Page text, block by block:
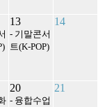
13
- 기말콘서
트(K-POP)
14
20
- 융합수업
21